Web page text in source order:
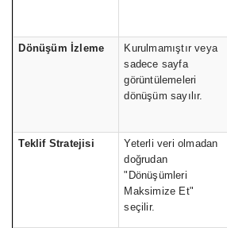
Dönüşüm İzleme
Kurulmamıştır veya
sadece sayfa
görüntülemeleri
dönüşüm sayılır.
Teklif Stratejisi
Yeterli veri olmadan
doğrudan
"Dönüşümleri
Maksimize Et"
seçilir.